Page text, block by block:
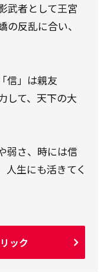
武者として王宮
反乱に合い、
信」は親友
して、天下の大
弱さ、時には信
人生にも活きてく
ック